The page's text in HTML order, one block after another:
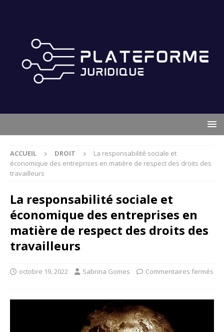
ACCUEIL DROIT
La responsabilité sociale et
économique des entreprises en matière de respect des droits des
travailleurs
La responsabilité sociale et
économique des entreprises en
matière de respect des droits des
travailleurs
octobre 19, 2022 Sabrina Gomes Commentaires fermés